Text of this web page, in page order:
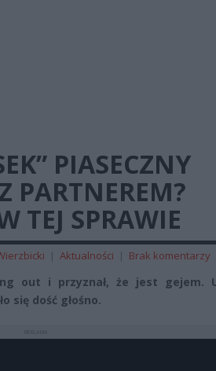
PIASECZNY
PARTNEREM?
TEJ SPRAWIE
| Aktualności | Brak komentarzy
out i przyznał, że jest gejem.
się dość głośno.